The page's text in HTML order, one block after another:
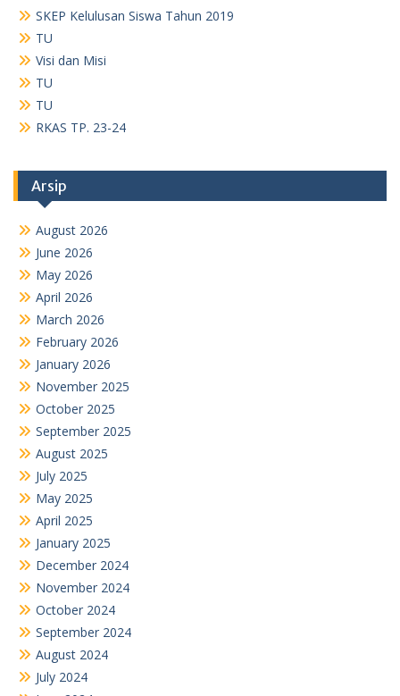
SKEP Kelulusan Siswa Tahun 2019
TU
Visi dan Misi
TU
TU
RKAS TP. 23-24
Arsip
August 2026
June 2026
May 2026
April 2026
March 2026
February 2026
January 2026
November 2025
October 2025
September 2025
August 2025
July 2025
May 2025
April 2025
January 2025
December 2024
November 2024
October 2024
September 2024
August 2024
July 2024